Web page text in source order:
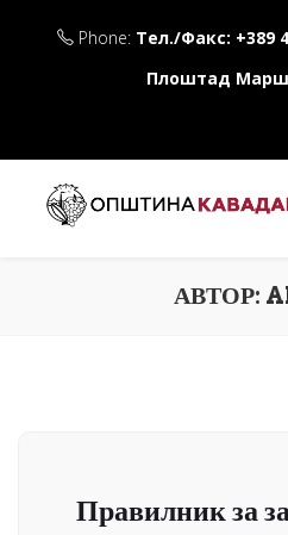
Phone: Тел./Факс: +389
Плоштад
АВТОР:
Правилник за